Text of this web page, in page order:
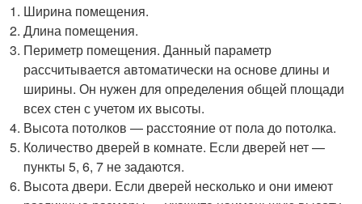
Ширина помещения.
Длина помещения.
Периметр помещения. Данный параметр
рассчитывается автоматически на основе длины и
ширины. Он нужен для определения общей площади
всех стен с учетом их высоты.
Высота потолков — расстояние от пола до потолка.
Количество дверей в комнате. Если дверей нет —
пункты 5, 6, 7 не задаются.
Высота двери. Если дверей несколько и они имеют